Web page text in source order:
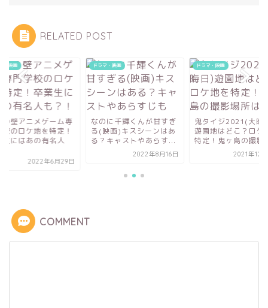
RELATED POST
・映画
の壁アニメゲーム専
校のロケ地を特定！
生にはあの有名人
2022年6月29日
ドラマ・映画
なのに千輝くんが甘すぎ
る(映画)キスシーンはあ
る？キャストやあらす...
2022年8月16日
ドラマ・映画
鬼タイジ2021(大晦
遊園地はどこ？ロケ
特定！鬼ヶ島の撮影
2021年12
COMMENT